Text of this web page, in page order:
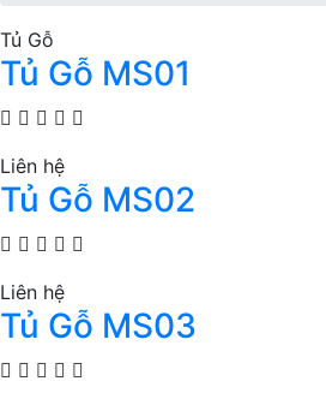
Tủ Gỗ
Tủ Gỗ MS01
Liên hệ
Tủ Gỗ MS02
Liên hệ
Tủ Gỗ MS03